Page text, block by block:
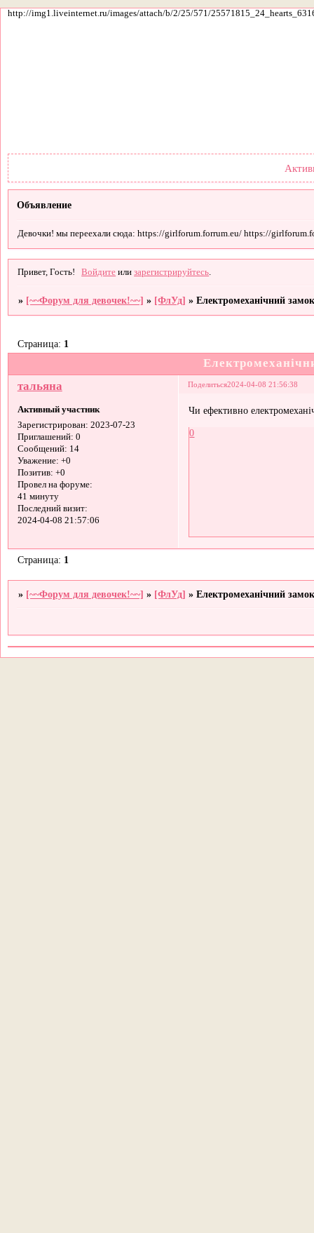
http://img1.liveinternet.ru/images/attach/b/2/25/571/
Объявление
Девочки! мы переехали сюда: https://girlforum.forrum.eu/ https://
Привет, Гость! Войдите илизарегистрируйтесь
» [~~Форум для девочек!~~] » [ФлУд] »Електромеханічний
Страница: 1
Поделиться2024-04-08 21:56:38
тальяна
Активный участник
Зарегистрирован: 2023-07-23
Приглашений: 0
Сообщений: 14
Уважение: +0
Позитив: +0
Провел на форуме:
41 минуту
Последний визит:
2024-04-08 21:57:06
Чи ефективно
0
Страница: 1
» [~~Форум для девочек!~~] » [ФлУд] »Електромеханічний